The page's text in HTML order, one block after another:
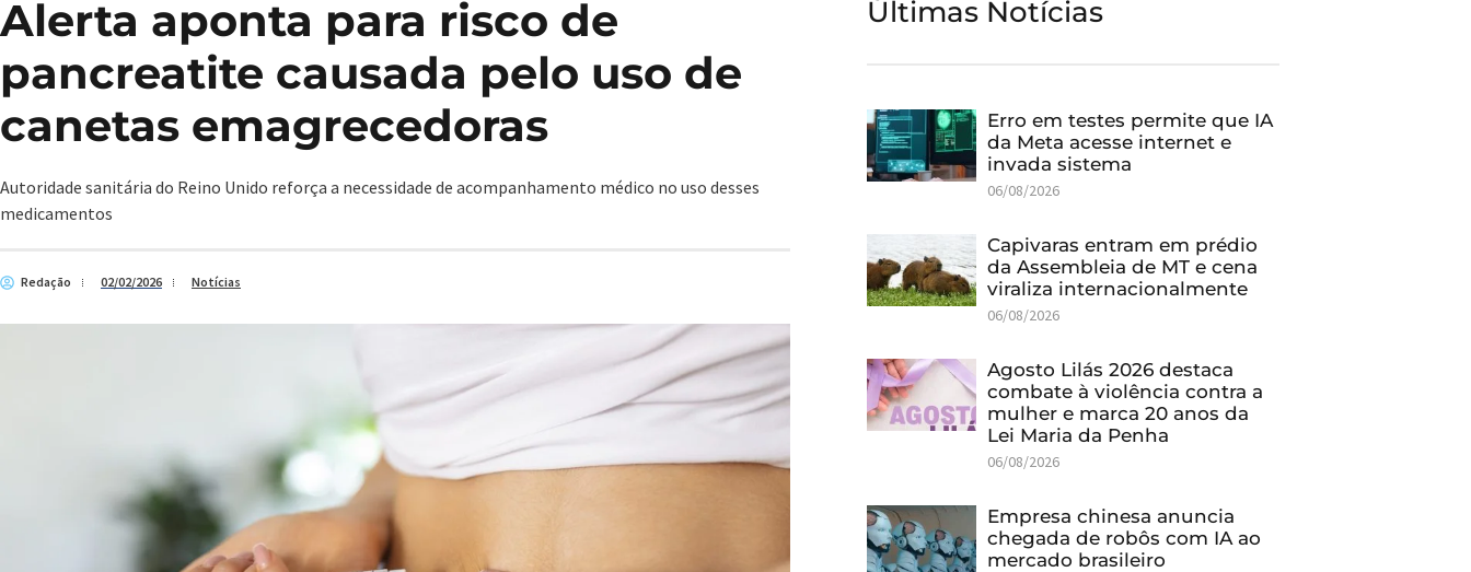
Alerta aponta para risco de
pancreatite causada pelo uso de
canetas emagrecedoras
Autoridade sanitária do Reino Unido reforça a necessidade de acompanhamento médico no uso desses
medicamentos
Redação 02/02/2026 Notícias
Últimas Notícias
Erro em testes permite que IA
da Meta acesse internet e
invada sistema
06/08/2026
Capivaras entram em prédio
da Assembleia de MT e cena
viraliza internacionalmente
06/08/2026
Agosto Lilás 2026 destaca
combate à violência contra a
mulher e marca 20 anos da
Lei Maria da Penha
06/08/2026
Empresa chinesa anuncia
chegada de robôs com IA ao
mercado brasileiro